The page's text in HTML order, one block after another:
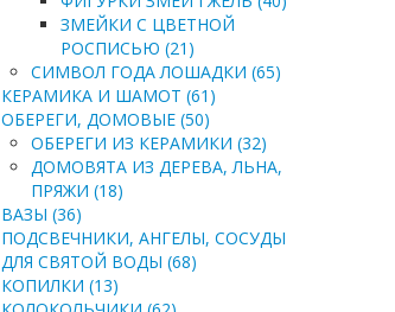
ЗМЕЙКИ С ЦВЕТНОЙ
РОСПИСЬЮ (21)
СИМВОЛ ГОДА ЛОШАДКИ (65)
КЕРАМИКА И ШАМОТ (61)
ОБЕРЕГИ, ДОМОВЫЕ (50)
ОБЕРЕГИ ИЗ КЕРАМИКИ (32)
ДОМОВЯТА ИЗ ДЕРЕВА, ЛЬНА,
ПРЯЖИ (18)
ВАЗЫ (36)
ПОДСВЕЧНИКИ, АНГЕЛЫ, СОСУДЫ
ДЛЯ СВЯТОЙ ВОДЫ (68)
КОПИЛКИ (13)